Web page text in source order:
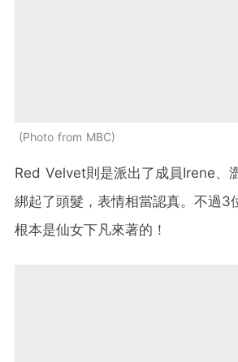
Photo from MBC
Red Velvet則是派出了成員Irene、
綁起了頭髮，表情相當認真。不過3
根本是仙女下凡來著的！